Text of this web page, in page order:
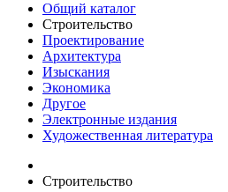
Общий каталог
Строительство
Проектирование
Архитектура
Изыскания
Экономика
Другое
Электронные издания
Художественная литература
Строительство